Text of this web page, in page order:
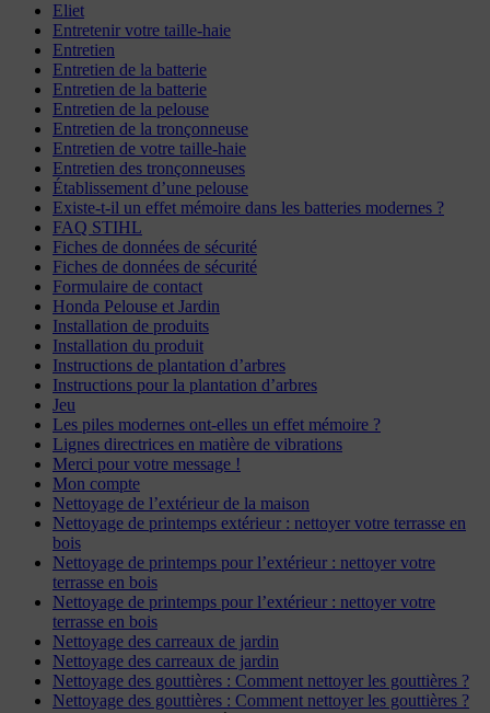
Eliet
Entretenir votre taille-haie
Entretien
Entretien de la batterie
Entretien de la batterie
Entretien de la pelouse
Entretien de la tronçonneuse
Entretien de votre taille-haie
Entretien des tronçonneuses
Établissement d’une pelouse
Existe-t-il un effet mémoire dans les batteries modernes ?
FAQ STIHL
Fiches de données de sécurité
Fiches de données de sécurité
Formulaire de contact
Honda Pelouse et Jardin
Installation de produits
Installation du produit
Instructions de plantation d’arbres
Instructions pour la plantation d’arbres
Jeu
Les piles modernes ont-elles un effet mémoire ?
Lignes directrices en matière de vibrations
Merci pour votre message !
Mon compte
Nettoyage de l’extérieur de la maison
Nettoyage de printemps extérieur : nettoyer votre terrasse en
bois
Nettoyage de printemps pour l’extérieur : nettoyer votre
terrasse en bois
Nettoyage de printemps pour l’extérieur : nettoyer votre
terrasse en bois
Nettoyage des carreaux de jardin
Nettoyage des carreaux de jardin
Nettoyage des gouttières : Comment nettoyer les gouttières ?
Nettoyage des gouttières : Comment nettoyer les gouttières ?